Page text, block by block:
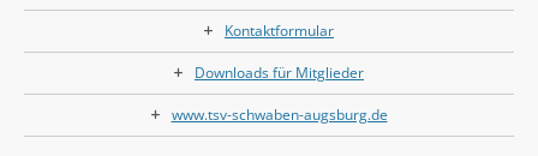
Kontaktformular
Downloads für Mitglieder
www.tsv-schwaben-augsburg.de